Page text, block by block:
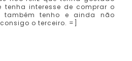
tenha interesse de comprar o
também tenho e ainda não
o terceiro. =]